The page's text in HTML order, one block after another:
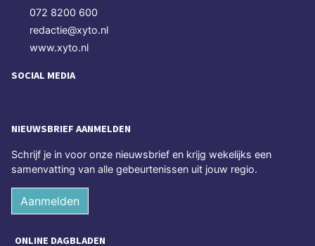
072 8200 600
redactie@xyto.nl
www.xyto.nl
SOCIAL MEDIA
NIEUWSBRIEF AANMELDEN
Schrijf je in voor onze nieuwsbrief en krijg wekelijks een
samenvatting van alle gebeurtenissen uit jouw regio.
Aanmelden
ONLINE DAGBLADEN